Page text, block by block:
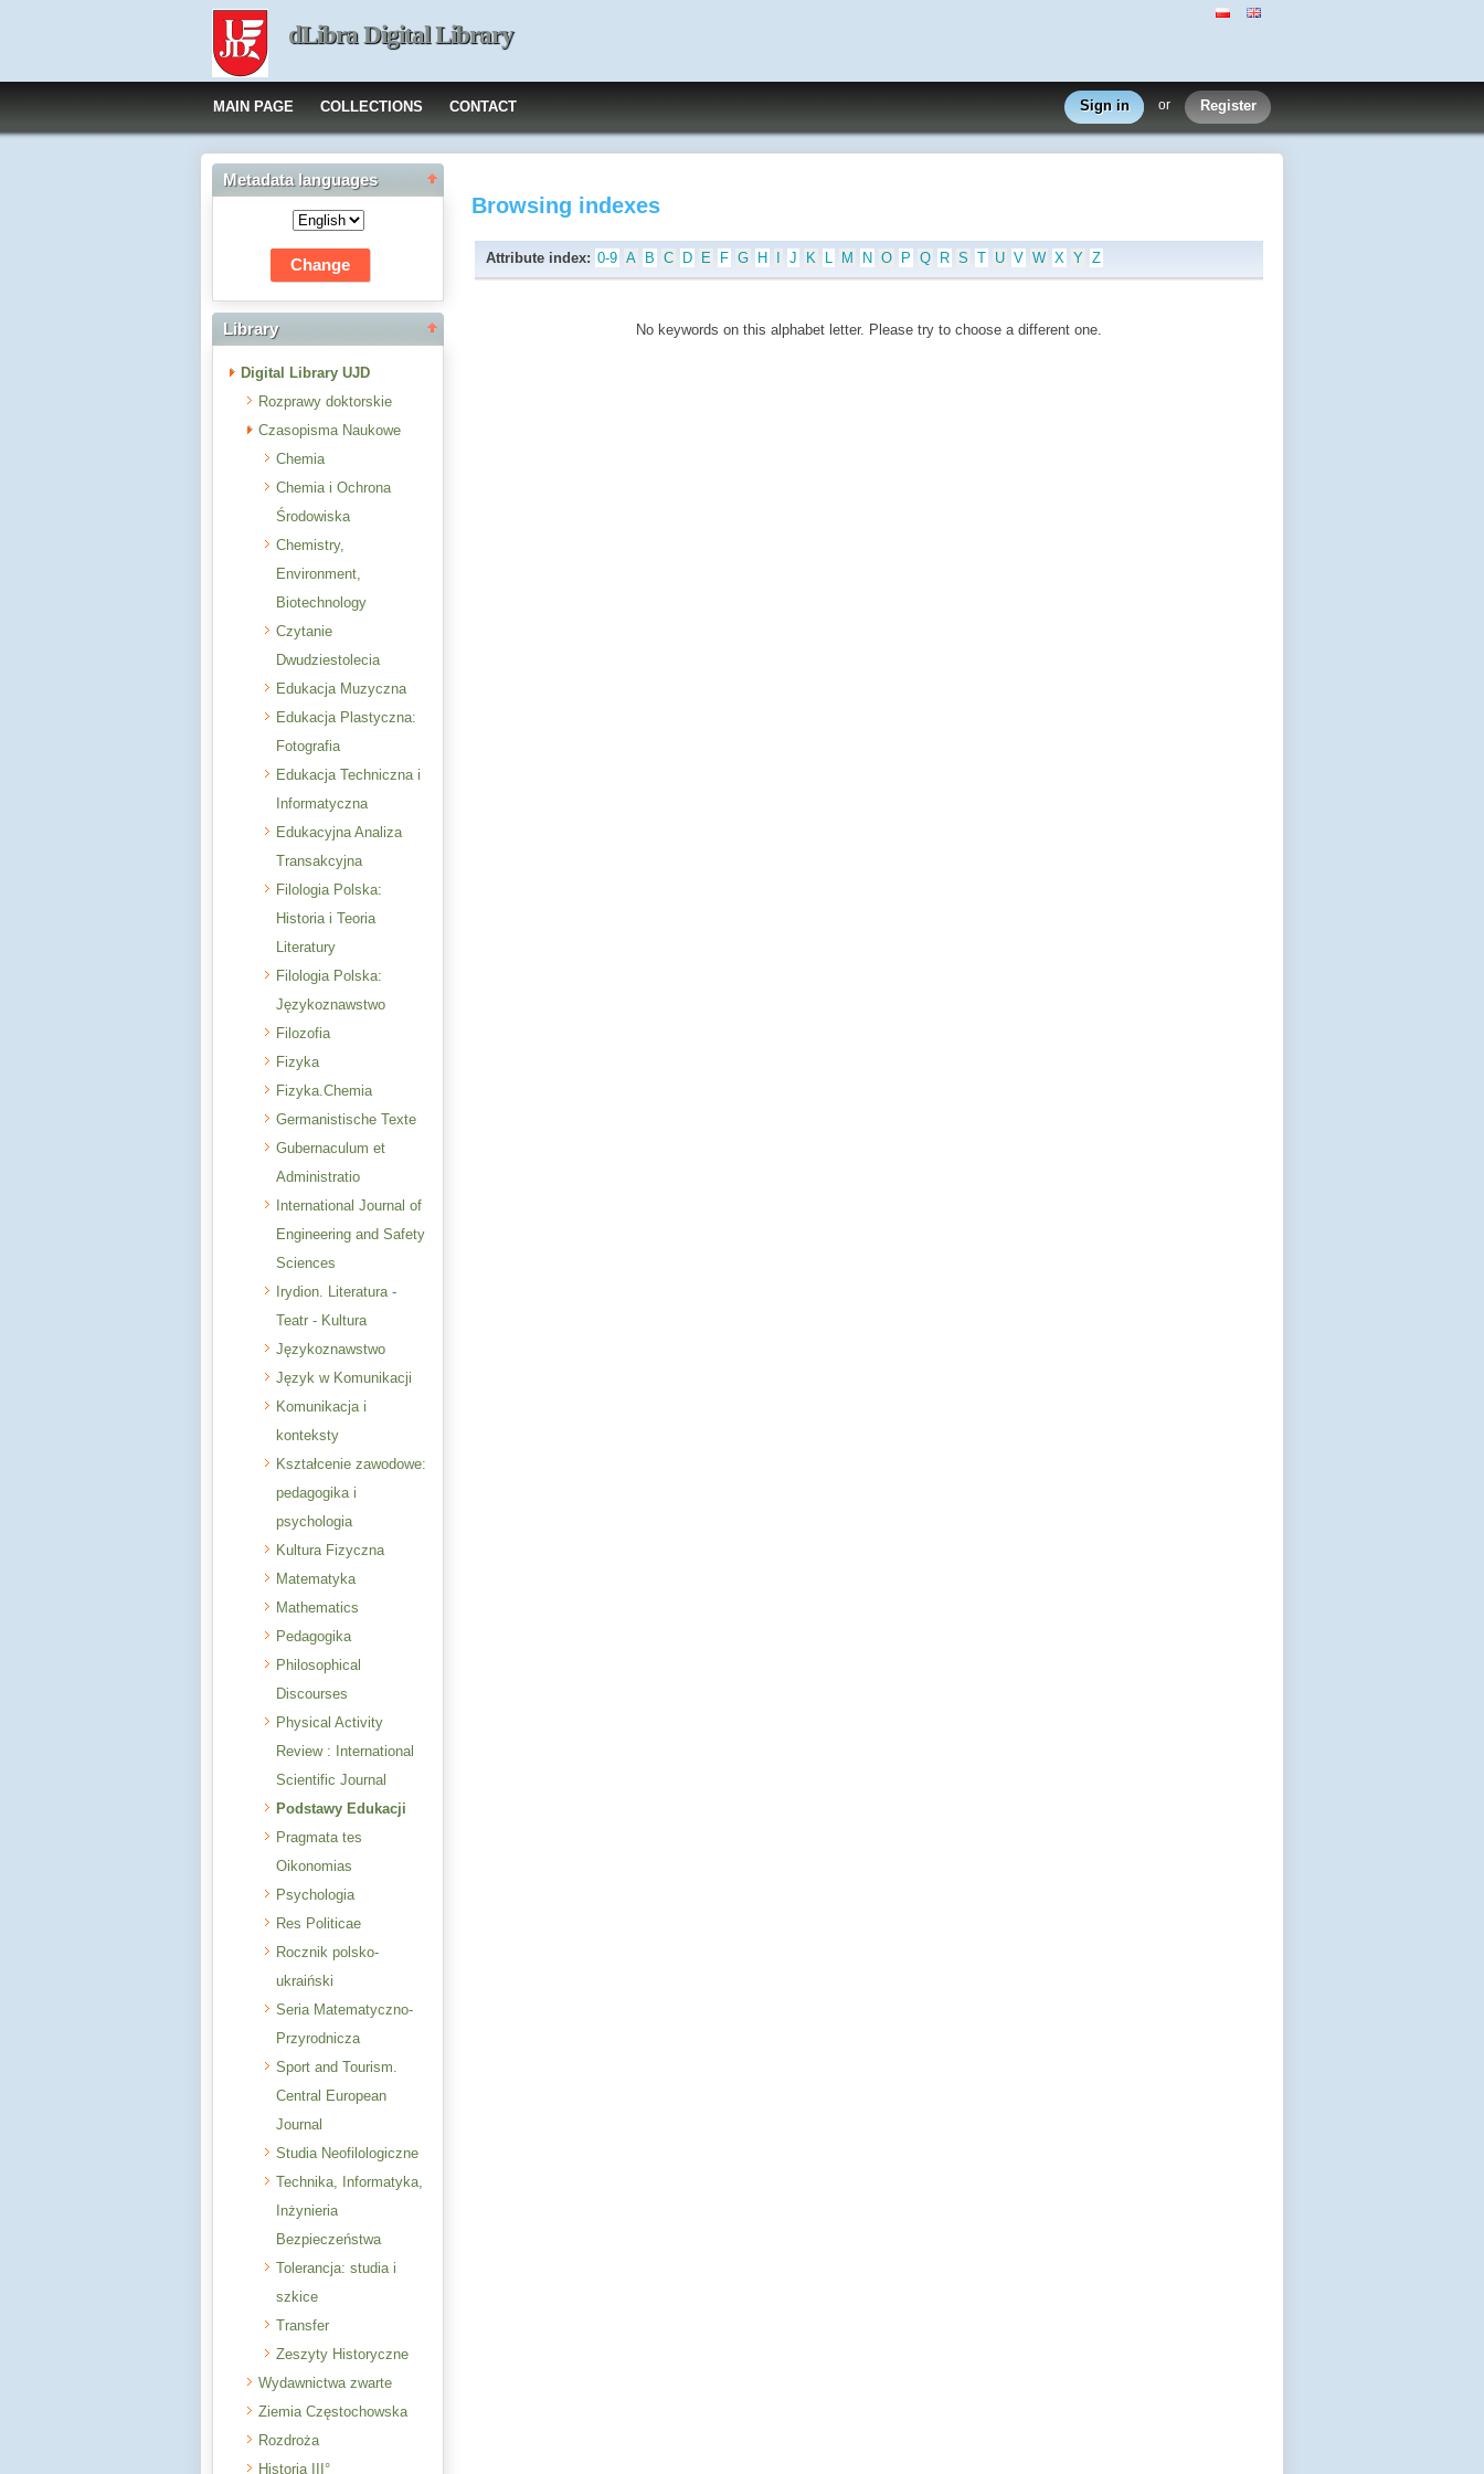
dLibra Digital Library
MAIN PAGE COLLECTIONS CONTACT Sign in or Register
Metadata languages
Library
Digital Library UJD
Rozprawy doktorskie
Czasopisma Naukowe
Chemia
Chemia i Ochrona
Środowiska
Chemistry,
Environment,
Biotechnology
Czytanie
Dwudziestolecia
Edukacja Muzyczna
Edukacja Plastyczna:
Fotografia
Edukacja Techniczna i
Informatyczna
Edukacyjna Analiza
Transakcyjna
Filologia Polska:
Historia i Teoria
Literatury
Filologia Polska:
Językoznawstwo
Filozofia
Fizyka
Fizyka.Chemia
Germanistische Texte
Gubernaculum et
Administratio
International Journal of
Engineering and Safety
Sciences
Irydion. Literatura -
Teatr - Kultura
Językoznawstwo
Język w Komunikacji
Komunikacja i
konteksty
Kształcenie zawodowe:
pedagogika i
psychologia
Kultura Fizyczna
Matematyka
Mathematics
Pedagogika
Philosophical
Discourses
Physical Activity
Review : International
Scientific Journal
Podstawy Edukacji
Pragmata tes
Oikonomias
Psychologia
Res Politicae
Rocznik polsko-
ukraiński
Seria Matematyczno-
Przyrodnicza
Sport and Tourism.
Central European
Journal
Studia Neofilologiczne
Technika, Informatyka,
Inżynieria
Bezpieczeństwa
Tolerancja: studia i
szkice
Transfer
Zeszyty Historyczne
Wydawnictwa zwarte
Ziemia Częstochowska
Rozdroża
Historia III°
Browsing indexes
Attribute index: 0-9 A B C D E F G H J K L M N O P Q R S T U V W X Y Z
No keywords on this alphabet letter. Please try to choose a different one.